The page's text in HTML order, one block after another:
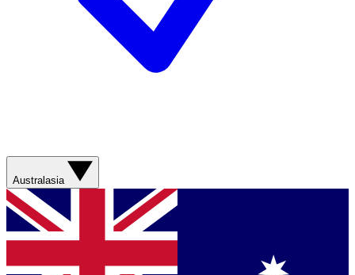
Australasia